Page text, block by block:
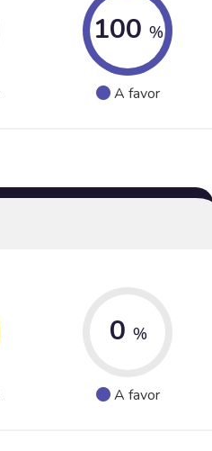
100 %
A favor
0 %
A favor